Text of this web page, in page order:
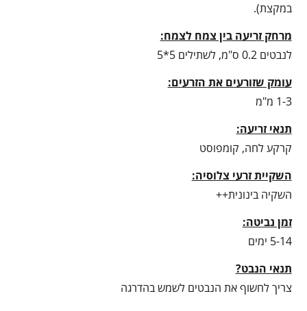
במקצת).
מרחק זריעה בין צמח לצמח:
לנבטים 0.2 ס"מ, לשתילים 5*5
עומק שזורעים את הזרעים:
1-3 מ"מ
תנאי זריעה:
קרקע לחה, קומפוסט
השקיית זרעי צלוסיה:
השקיה בינונית++
זמן נביטה:
5-14 ימים
תנאי הנבט?
צריך לחשוף את הנבטים לשמש בהדרגה